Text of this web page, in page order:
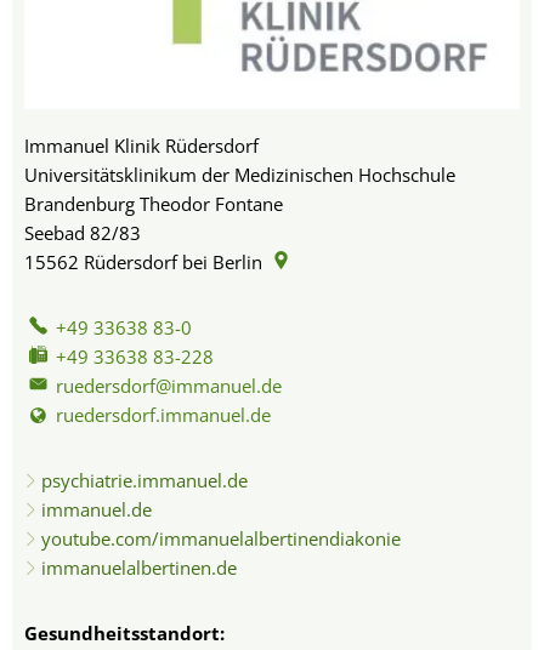
Immanuel Klinik Rüdersdorf
Universitätsklinikum der Medizinischen Hochschule
Brandenburg Theodor Fontane
Seebad 82/83
15562 Rüdersdorf bei Berlin
+49 33638 83-0
+49 33638 83-228
ruedersdorf@immanuel.de
ruedersdorf.immanuel.de
psychiatrie.immanuel.de
immanuel.de
youtube.com/immanuelalbertinendiakonie
immanuelalbertinen.de
Gesundheitsstandort: